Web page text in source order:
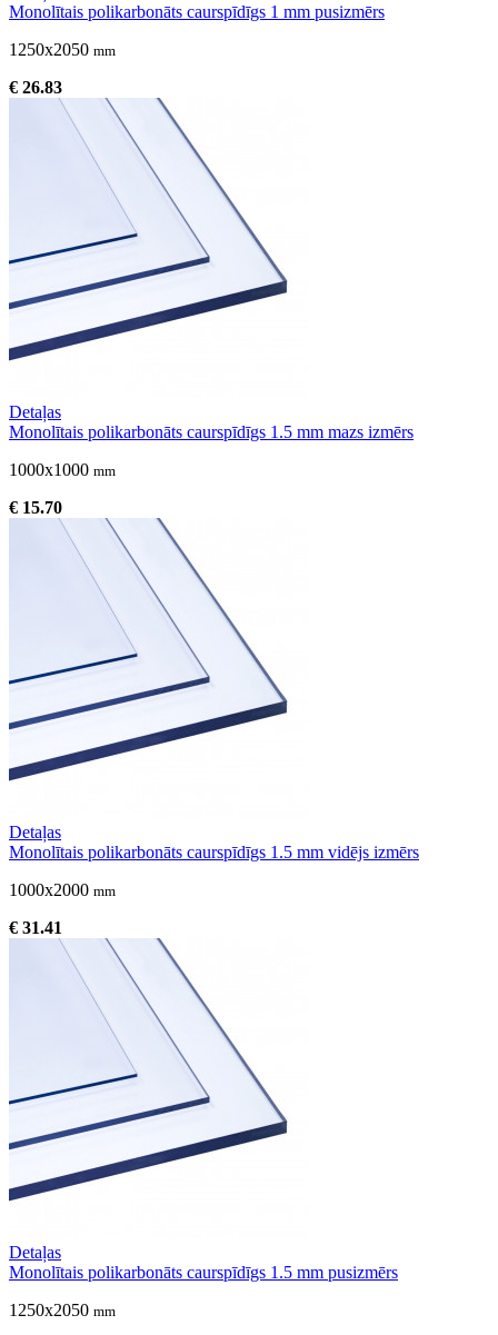
Monolītais polikarbonāts caurspīdīgs 1 mm pusizmērs
1250x2050 mm
€ 26.83
Detaļas
Monolītais polikarbonāts caurspīdīgs 1.5 mm mazs izmērs
1000x1000 mm
€ 15.70
Detaļas
Monolītais polikarbonāts caurspīdīgs 1.5 mm vidējs izmērs
1000x2000 mm
€ 31.41
Detaļas
Monolītais polikarbonāts caurspīdīgs 1.5 mm pusizmērs
1250x2050 mm